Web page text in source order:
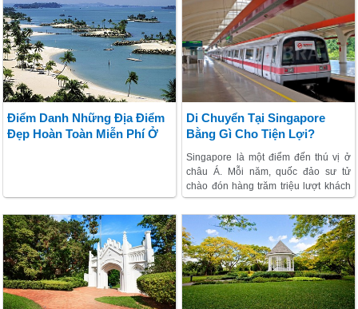
Sentosa thì coi như chưa từng đặt
chân lên đảo quốc sư tử. Bởi vậy mới
thấy Sentosa nổi tiếng thế nào. Nếu
đã lên lịch cho việc tham quan hòn
đảo xinh đẹp mang tên Sentosa hãy
bỏ túi những kinh nghiệm sau để có
chuyến vui chơi hoàn hảo nhất.
những nơi không thể bỏ qua khi tới
Singapore phải kể đến Công viên
nước Wild Wild Wet.
Điểm Danh Những Địa Điểm
Đẹp Hoàn Toàn Miễn Phí Ở
Di Chuyển Tại Singapore
Bằng Gì Cho Tiện Lợi?
Singapore là một điểm đến thú vị ở
châu Á. Mỗi năm, quốc đảo sư tử
chào đón hàng trăm triệu lượt khách
ghé thăm. chương trình nơi này chính
là là khám phá nét hiện đại xen lẫn
nền văn hóa độc đáo trong không
gian trong lành và lịch sự. Nếu là một
người hành trình tự túc bạn cũng
không cần phải lo lắng quá nhiều bởi
ngôn ngữ tiếng Anh được sử dụng rất
nhiều ở đây. Về phương tiện di